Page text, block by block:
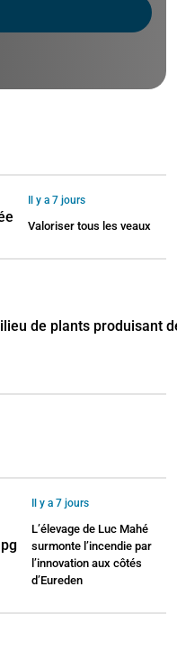
Il y a 7 jours
Valoriser tous les veaux
Il y a 7 jours
L’élevage de Luc Mahé
surmonte l’incendie par
l’innovation aux côtés
d’Eureden